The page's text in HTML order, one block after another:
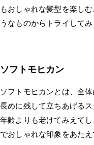
もおしゃれな髪型を楽し
うなものからトライしてみ
ソフトモヒカン
ソフトモヒカンとは、全
長めに残して立ちあげる
年齢よりも老けてみえて
でおしゃれな印象をあたえ